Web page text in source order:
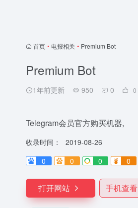
首页 • 电报相关 • Premium Bot
Premium Bot
1年前更新 950 0 0
Telegram会员官方购买机器,
收录时间：
2019-08-26
0
0 0 0
打开网站 手机查看